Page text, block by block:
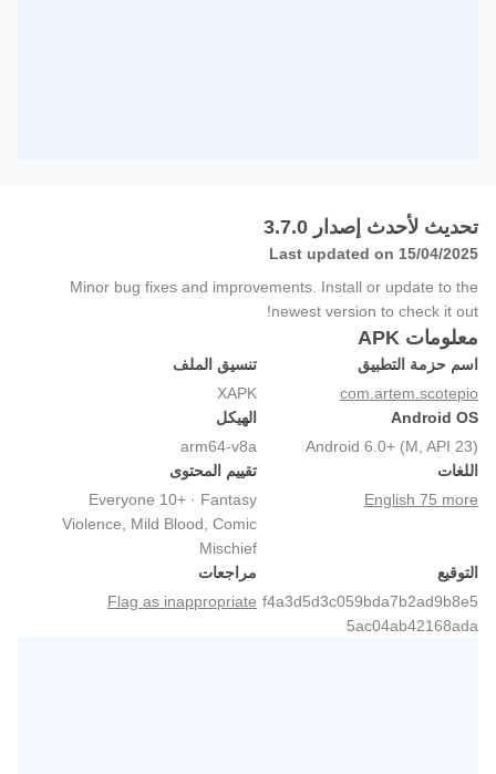
تحديث لأحدث إصدار 3.7.0
Last updated on 15/04/2025
Minor bug fixes and improvements. Install or update to the
newest version to check it out!
معلومات APK
اسم حزمة التطبيق
com.artem.scotepio
تنسيق الملف
XAPK
Android OS
Android 6.0+ (M, API 23)
الهيكل
arm64-v8a
اللغات
English 75 more
تقييم المحتوى
Everyone 10+ · Fantasy
Violence, Mild Blood, Comic
Mischief
التوقيع
f4a3d5d3c059bda7b2ad9b8e5
5ac04ab42168ada
مراجعات
Flag as inappropriate